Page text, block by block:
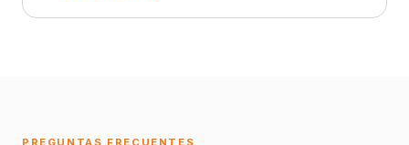
PREGUNTAS FRECUENTES